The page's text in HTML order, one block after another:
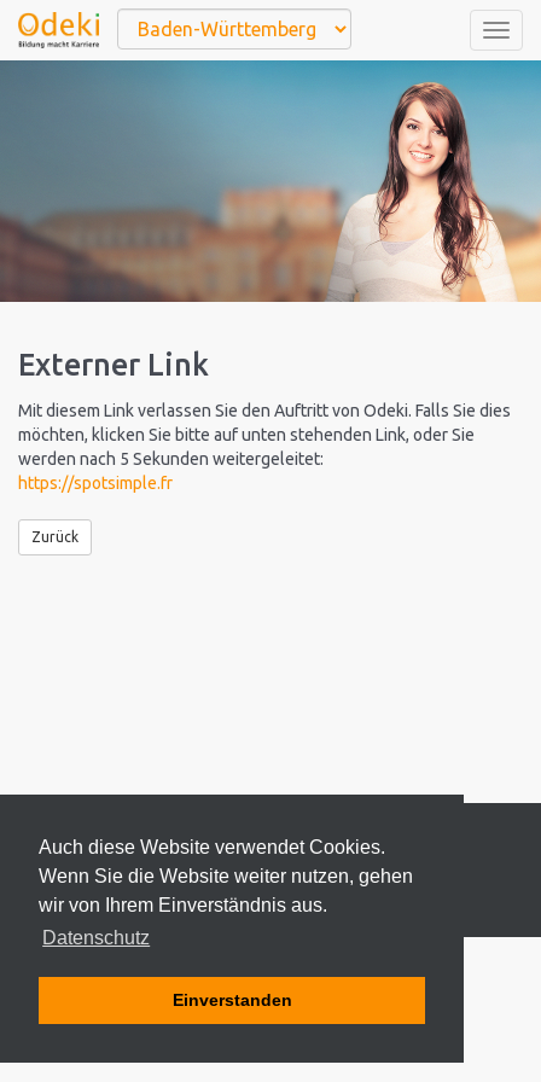
Auch diese Website verwendet Cookies.
Wenn Sie die Website weiter nutzen, gehen
wir von Ihrem Einverständnis aus.
Datenschutz
Einverstanden
Externer Link
Mit diesem Link verlassen Sie den Auftritt von Odeki. Falls Sie dies
möchten, klicken Sie bitte auf unten stehenden Link, oder Sie
werden nach 5 Sekunden weitergeleitet:
https://spotsimple.fr
Zurück
© 2026 ODEKI - ALLE RECHTE VORBEHALTEN